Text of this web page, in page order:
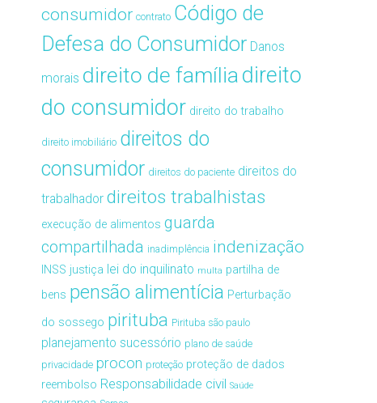
consumidor contrato Código de
Defesa do Consumidor Danos
morais direito de famíliadireito
do consumidor direito do trabalho
direito imobiliário direitos do
consumidor direitos do paciente direitos do
trabalhador direitos trabalhistas
execução de alimentos guarda
compartilhada inadimplência indenização
INSS justiça lei do inquilinato multa partilha de
bens pensão alimentícia Perturbação
do sossego pirituba Pirituba são paulo
planejamento sucessório plano de saúde
privacidade procon proteção proteção de dados
reembolso Responsabilidade civil Saúde